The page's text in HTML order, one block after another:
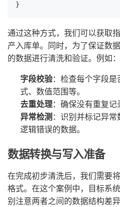
}
通过这种方式，我们可以获取
产入库单。同时，为了保证数
的数据进行清洗和验证。例如：
字段校验：检查每个字段
式、数值范围等。
去重处理：确保没有重复记
异常检测：识别并标记异
逻辑错误的数据。
数据转换与写入准备
在完成初步清洗后，我们需要
格式。在这个案例中，目标系
别注意两者之间的数据结构差异